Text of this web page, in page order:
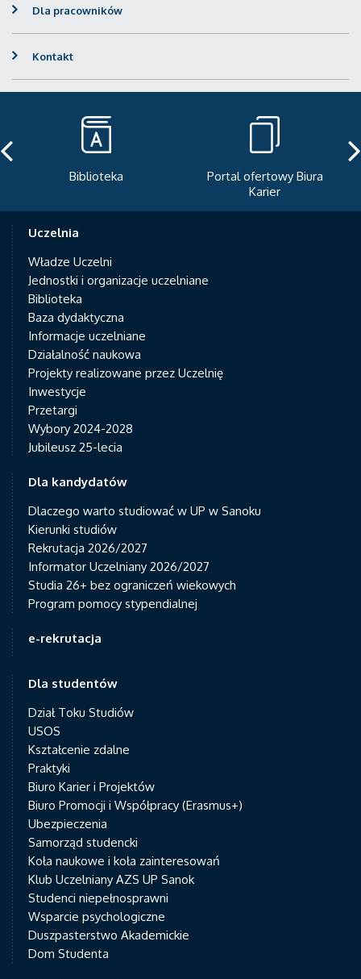
Dla pracowników
Kontakt
Portal ofertowy Biura
Newsletter
Uczelnia
Władze Uczelni
Jednostki i organizacje uczelniane
Biblioteka
Baza dydaktyczna
Informacje uczelniane
Działalność naukowa
Projekty realizowane przez Uczelnię
Inwestycje
Przetargi
Wybory 2024-2028
Jubileusz 25-lecia
Dla kandydatów
Dlaczego warto studiować w UP w Sanoku
Kierunki studiów
Rekrutacja 2026/2027
Informator Uczelniany 2026/2027
Studia 26+ bez ograniczeń wiekowych
Program pomocy stypendialnej
e-rekrutacja
Dla studentów
Dział Toku Studiów
USOS
Kształcenie zdalne
Praktyki
Biuro Karier i Projektów
Biuro Promocji i Współpracy (Erasmus+)
Ubezpieczenia
Samorząd studencki
Koła naukowe i koła zainteresowań
Klub Uczelniany AZS UP Sanok
Studenci niepełnosprawni
Wsparcie psychologiczne
Duszpasterstwo Akademickie
Dom Studenta